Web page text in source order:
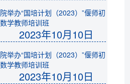
举办“国培计划（2023）”偃师初
学教师培训班
2023年10月10日
举办“国培计划（2023）”偃师初
学教师培训班
2023年10月10日